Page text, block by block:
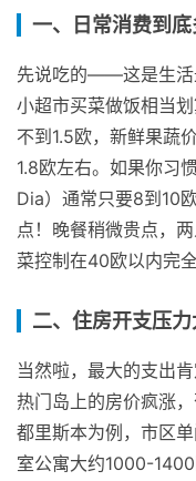
一、日常消费到底
先说吃的——这是生活
小超市买菜做饭相当
不到1.5欧，新鲜果蔬
1.8欧左右。如果你习
Dia）通常只要8到10
点！晚餐稍微贵点，
菜控制在40欧以内完全
二、住房开支压力
当然啦，最大的支出
热门岛上的房价疯涨
都里斯本为例，市区
室公寓大约1000-